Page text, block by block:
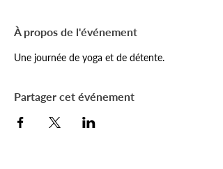
À propos de l'événement
Une journée de yoga et de détente.
Partager cet événement